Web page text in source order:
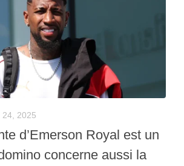
24, 2025
d’Emerson Royal est un
concerne aussi la